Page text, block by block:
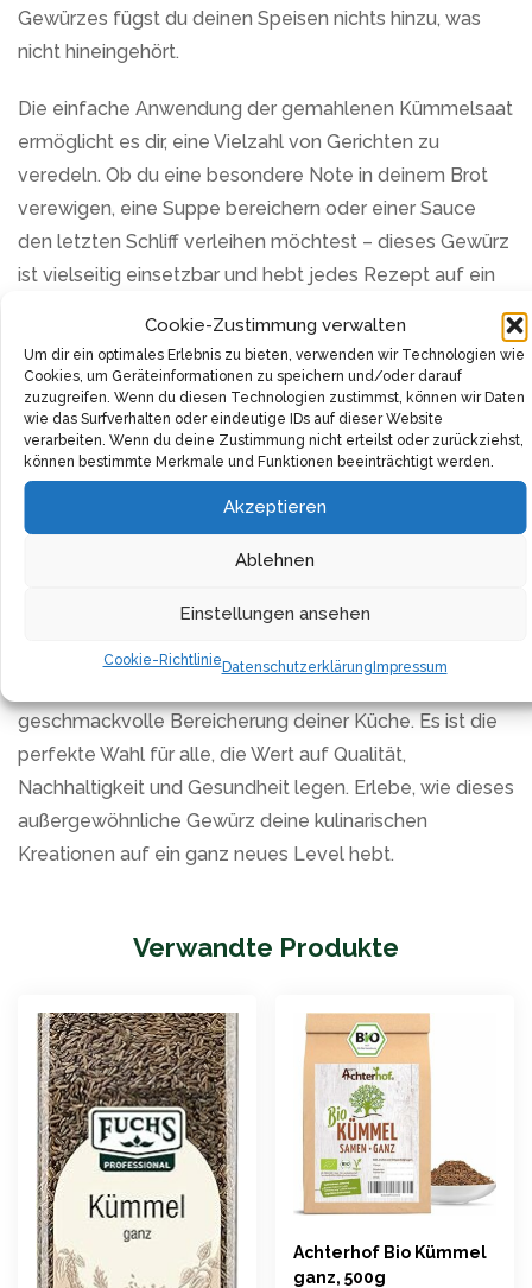
Cookie-Zustimmung verwalten
Um dir ein optimales Erlebnis zu bieten, verwenden wir Technologien wie
Cookies, um Geräteinformationen zu speichern und/oder darauf
zuzugreifen. Wenn du diesen Technologien zustimmst, können wir Daten
wie das Surfverhalten oder eindeutige IDs auf dieser Website
verarbeiten. Wenn du deine Zustimmung nicht erteilst oder zurückziehst,
können bestimmte Merkmale und Funktionen beeinträchtigt werden.
Akzeptieren
Ablehnen
Einstellungen ansehen
Cookie-RichtlinieDatenschutzerklärungImpressum
Gewürzes fügst du deinen Speisen nichts hinzu, was
nicht hineingehört.
Die einfache Anwendung der gemahlenen Kümmelsaat
ermöglicht es dir, eine Vielzahl von Gerichten zu
veredeln. Ob du eine besondere Note in deinem Brot
verewigen, eine Suppe bereichern oder einer Sauce
den letzten Schliff verleihen möchtest – dieses Gewürz
ist vielseitig einsetzbar und hebt jedes Rezept auf ein
Auch was die Gesundheit betrifft, hat Kümmel einiges
zu bieten. Er ist nicht nur bekannt für seinen
charakteristischen Geschmack, sondern auch für seine
verdauungsfördernden Eigenschaften. Verwende die
gemahlene Kümmelsaat, um deinem Körper etwas
Gutes zu tun und gleichzeitig deinen Gaumen zu
Mach Schluss mit künstlichen Aromen und unbekannten
Zusatzstoffen in deinen Mahlzeiten. Wähle die
geschmackvolle Bereicherung deiner Küche. Es ist die
perfekte Wahl für alle, die Wert auf Qualität,
Nachhaltigkeit und Gesundheit legen. Erlebe, wie dieses
außergewöhnliche Gewürz deine kulinarischen
Kreationen auf ein ganz neues Level hebt.
Verwandte Produkte
Achterhof Bio Kümmel
ganz, 500g